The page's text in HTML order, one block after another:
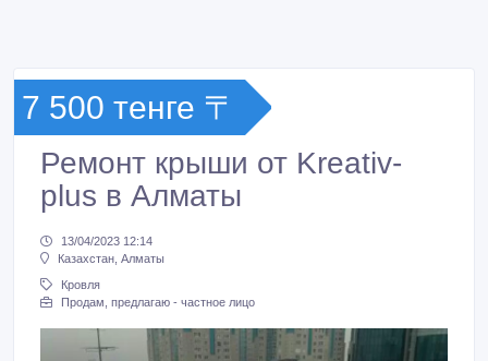
7 500 тенге 〒
Ремонт крыши от Kreativ-
plus в Алматы
13/04/2023 12:14
Казахстан, Алматы
Кровля
Продам, предлагаю - частное лицо